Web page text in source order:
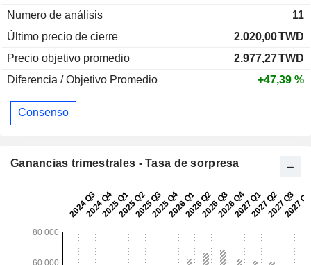
Numero de análisis
11
Último precio de cierre
2.020,00TWD
Precio objetivo promedio
2.977,27TWD
Diferencia / Objetivo Promedio
+47,39 %
Consenso
Ganancias trimestrales - Tasa de sorpresa